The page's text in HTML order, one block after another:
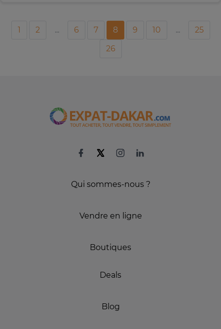
1 2 ... 6 7 8 9 10 ...
25
26
Qui sommes-nous ?
Vendre en ligne
Boutiques
Deals
Blog